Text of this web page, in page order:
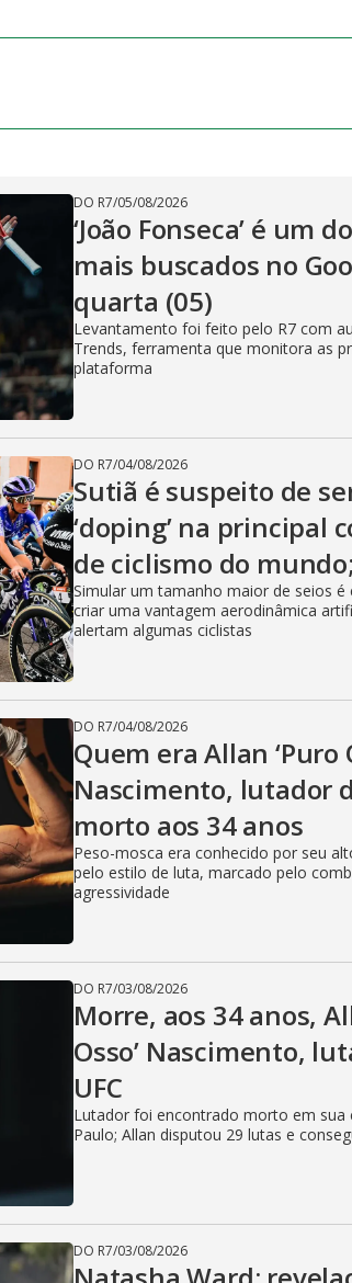
DO R7/05/08/2026
‘João Fonseca’ é um
mais buscados no
quarta (05)
Levantamento foi feito pelo R7 com
Trends, ferramenta que monitora as
plataforma
DO R7/04/08/2026
Sutiã é suspeito de
‘doping’ na principal
de ciclismo do
Simular um tamanho maior de seios é
criar uma vantagem aerodinâmica
alertam algumas ciclistas
DO R7/04/08/2026
Quem era Allan ‘Puro
Nascimento, lutador
morto aos 34 anos
Peso-mosca era conhecido por seu
pelo estilo de luta, marcado pelo
agressividade
DO R7/03/08/2026
Morre, aos 34 anos,
Osso’ Nascimento,
UFC
Lutador foi encontrado morto em sua
Paulo; Allan disputou 29 lutas e
DO R7/03/08/2026